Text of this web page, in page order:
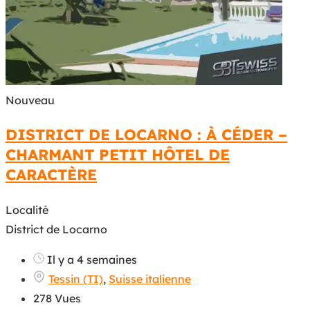
Nouveau
DISTRICT DE LOCARNO : À CÉDER –
CHARMANT PETIT HÔTEL DE
CARACTÈRE
Localité
District de Locarno
Il y a 4 semaines
Tessin (TI), Suisse italienne
278 Vues